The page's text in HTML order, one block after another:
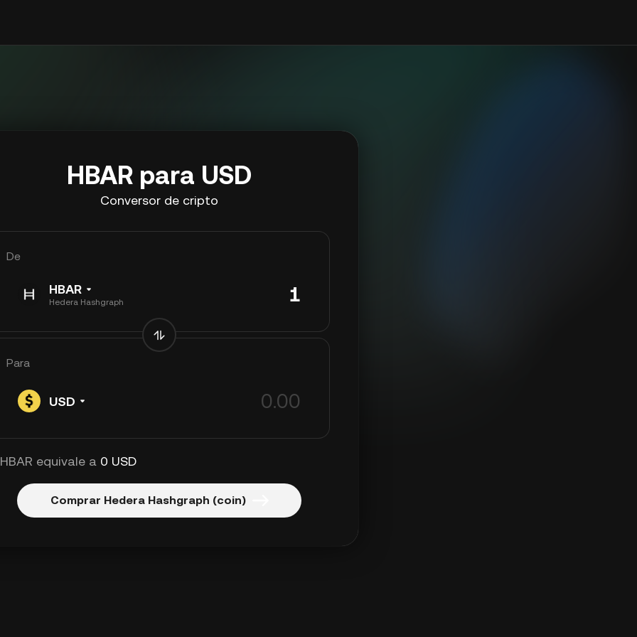
HBAR para USD
Conversor de cripto
De
HBAR
Hedera Hashgraph
Para
USD
equivale a 0 USD
Comprar Hedera Hashgraph (coin)